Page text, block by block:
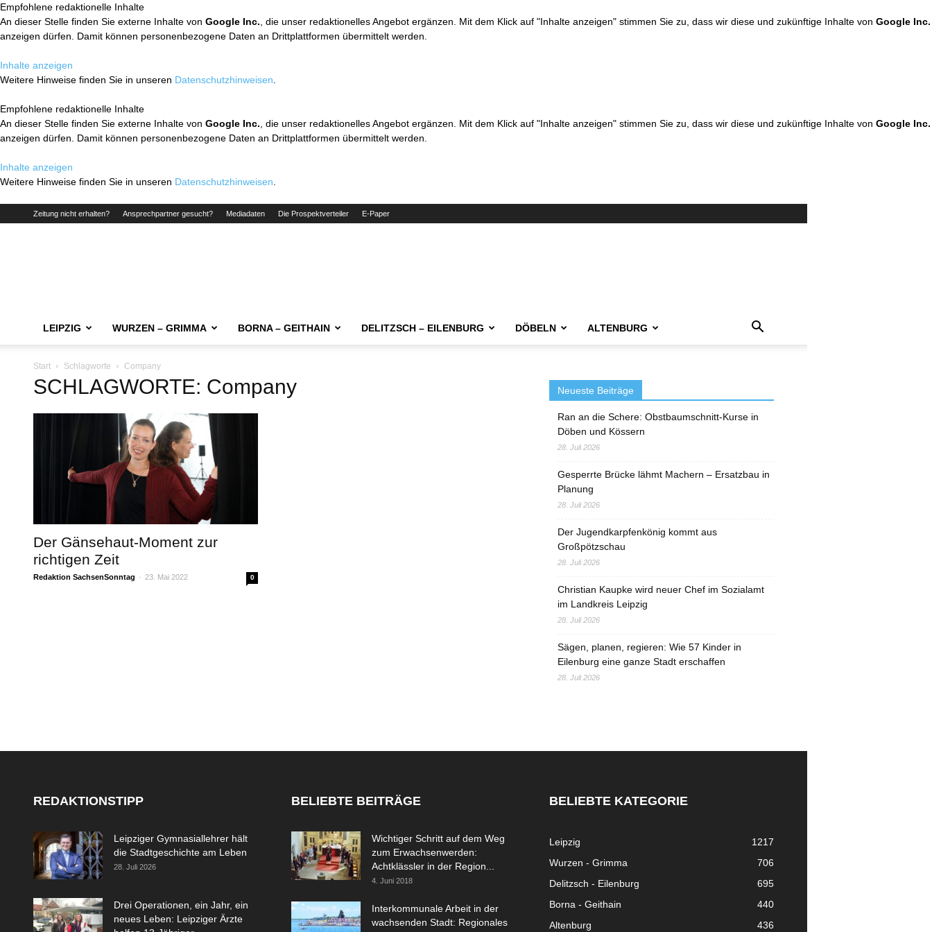
Empfohlene redaktionelle Inhalte
An dieser Stelle finden Sie externe Inhalte von Google Inc. , die unser redaktionelles Angebot ergänzen. Mit dem Klick auf "Inhalte anzeigen" stimmen Sie zu, dass wir diese und zukünftige Inhalte von Google Inc.
anzeigen dürfen. Damit können personenbezogene Daten an Drittplattformen übermittelt werden.
Inhalte anzeigen
Weitere Hinweise finden Sie in unseren Datenschutzhinweisen
Empfohlene redaktionelle Inhalte
An dieser Stelle finden Sie externe Inhalte von Google Inc. , die unser redaktionelles Angebot ergänzen. Mit dem Klick auf "Inhalte anzeigen" stimmen Sie zu, dass wir diese und zukünftige Inhalte von Google Inc.
anzeigen dürfen. Damit können personenbezogene Daten an Drittplattformen übermittelt werden.
Inhalte anzeigen
Weitere Hinweise finden Sie in unseren Datenschutzhinweisen
Zeitung nicht erhalten? Ansprechpartner gesucht? Mediadaten Die Prospektverteiler E-Paper
LEIPZIG WURZEN – GRIMMA BORNA – GEITHAIN DELITZSCH – EILENBURG DÖBELN ALTENBURG
Start Schlagworte Company
SCHLAGWORTE: Company
Der Gänsehaut-Moment zur
richtigen Zeit
Redaktion SachsenSonntag - 23. Mai 2022 0
Neueste Beiträge
Ran an die Schere: Obstbaumschnitt-Kurse in
Döben und Kössern
28. Juli 2026
Gesperrte Brücke lähmt Machern – Ersatzbau in
Planung
28. Juli 2026
Der Jugendkarpfenkönig kommt aus
Großpötzschau
28. Juli 2026
Christian Kaupke wird neuer Chef im Sozialamt
im Landkreis Leipzig
28. Juli 2026
Sägen, planen, regieren: Wie 57 Kinder in
Eilenburg eine ganze Stadt erschaffen
28. Juli 2026
REDAKTIONSTIPP
Leipziger Gymnasiallehrer hält
die Stadtgeschichte am Leben
28. Juli 2026
Drei Operationen, ein Jahr, ein
neues Leben: Leipziger Ärzte
BELIEBTE BEITRÄGE
Wichtiger Schritt auf dem Weg
zum Erwachsenwerden:
Achtklässler in der Region...
4. Juni 2018
Interkommunale Arbeit in der
wachsenden Stadt: Regionales
BELIEBTE KATEGORIE
Leipzig
1217
Wurzen - Grimma
706
Delitzsch - Eilenburg
695
Borna - Geithain
440
Altenburg
436